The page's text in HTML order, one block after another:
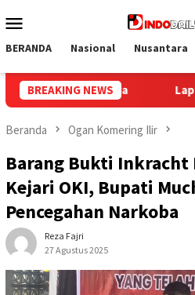
ke
Mobile
BERANDA Nasional Nusantara
BREAKING NEWS
Gelar Aksi Bersih
Beranda Ogan Komering Ilir
Barang Bukti Inkracht
Kejari OKI, Bupati
Pencegahan Narkoba
Reza Fajri
27 Agustus 2025